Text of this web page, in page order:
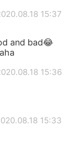
15:37
and bad😂
15:36
15:33